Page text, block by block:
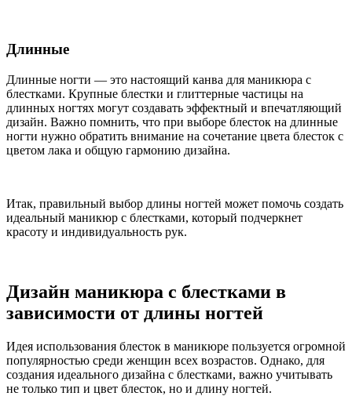
Длинные
Длинные ногти — это настоящий канва для маникюра с
блестками. Крупные блестки и глиттерные частицы на
длинных ногтях могут создавать эффектный и впечатляющий
дизайн. Важно помнить, что при выборе блесток на длинные
ногти нужно обратить внимание на сочетание цвета блесток с
цветом лака и общую гармонию дизайна.
Итак, правильный выбор длины ногтей может помочь создать
идеальный маникюр с блестками, который подчеркнет
красоту и индивидуальность рук.
Дизайн маникюра с блестками в
зависимости от длины ногтей
Идея использования блесток в маникюре пользуется огромной
популярностью среди женщин всех возрастов. Однако, для
создания идеального дизайна с блестками, важно учитывать
не только тип и цвет блесток, но и длину ногтей.